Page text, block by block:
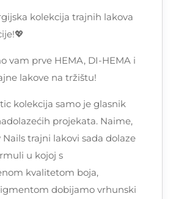
kolekcija trajnih lakova
vam prve HEMA, DI-HEMA i
lakove na tržištu!
kolekcija samo je glasnik
projekata. Naime,
trajni lakovi sada dolaze
u kojoj s
kvalitetom boja,
dobijamo vrhunski